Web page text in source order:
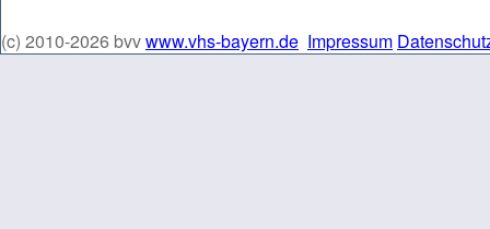
(c) 2010-2026 bvvwww.vhs-bayern.de Impressum